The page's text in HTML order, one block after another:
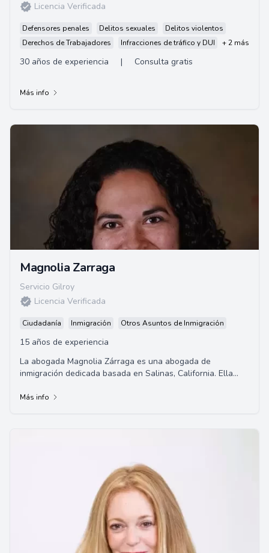
Licencia Verificada
Defensores penales Delitos sexuales
Delitos violentos
Derechos de Trabajadores
Infracciones de tráfico y DUI + 2 más
30 años de experiencia | Consulta gratis
Más info
Magnolia Zarraga
Servicio Gilroy
Licencia Verificada
Ciudadanía Inmigración Otros Asuntos de Inmigración
15 años de experiencia
La abogada Magnolia Zárraga es una abogada de
inmigración dedicada basada en Salinas, California. Ella
Más info